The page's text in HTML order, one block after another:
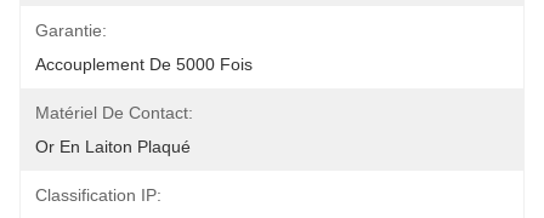
Garantie:
Accouplement De 5000 Fois
Matériel De Contact:
Or En Laiton Plaqué
Classification IP: